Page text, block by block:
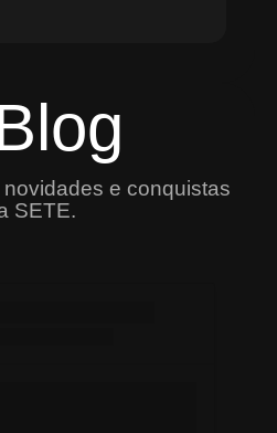
e conquistas
SETE.